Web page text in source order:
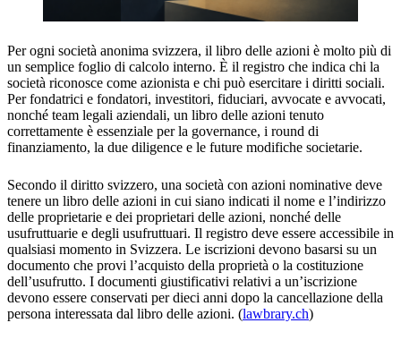
Per ogni società anonima svizzera, il libro delle azioni è molto più di
un semplice foglio di calcolo interno. È il registro che indica chi la
società riconosce come azionista e chi può esercitare i diritti sociali.
Per fondatrici e fondatori, investitori, fiduciari, avvocate e avvocati,
nonché team legali aziendali, un libro delle azioni tenuto
correttamente è essenziale per la governance, i round di
finanziamento, la due diligence e le future modifiche societarie.
Secondo il diritto svizzero, una società con azioni nominative deve
tenere un libro delle azioni in cui siano indicati il nome e l’indirizzo
delle proprietarie e dei proprietari delle azioni, nonché delle
usufruttuarie e degli usufruttuari. Il registro deve essere accessibile in
qualsiasi momento in Svizzera. Le iscrizioni devono basarsi su un
documento che provi l’acquisto della proprietà o la costituzione
dell’usufrutto. I documenti giustificativi relativi a un’iscrizione
devono essere conservati per dieci anni dopo la cancellazione della
persona interessata dal libro delle azioni. (lawbrary.ch)